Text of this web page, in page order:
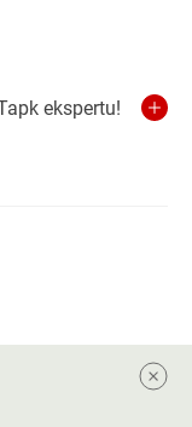
ekspertu!